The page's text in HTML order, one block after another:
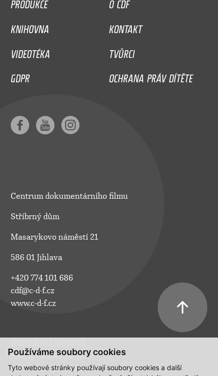
Používáme soubory cookies
Tyto webové stránky používají soubory cookies a další
KNIHOVNA
KONTAKT
VIDEOTÉKA
TVŮRCI
GDPR
OCHRANA PRÁV DÍTĚTE
Centrum dokumentárního filmu
Stříbrný dům
Masarykovo náměstí 21
586 01 Jihlava
+420 774 101 686
cdf@c-d-f.cz
www.c-d-f.cz
Po–Pá:
10.00–18.00
So:
na požádání